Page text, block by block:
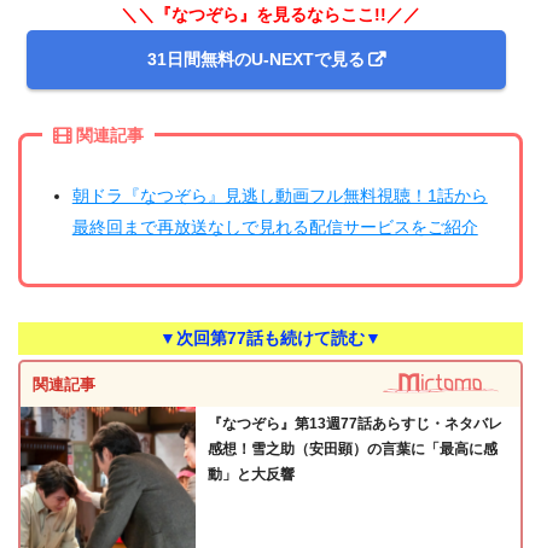
＼＼『なつぞら』を見るならここ!!／／
31日間無料のU-NEXTで見る
関連記事
朝ドラ『なつぞら』見逃し動画フル無料視聴！1話から
最終回まで再放送なしで見れる配信サービスをご紹介
▼次回第77話も続けて読む▼
関連記事
『なつぞら』第13週77話あらすじ・ネタバレ
感想！雪之助（安田顕）の言葉に「最高に感
動」と大反響